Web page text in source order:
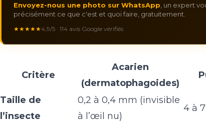
Envoyez-nous une photo sur WhatsApp , un expert
précisément ce que c'est et quoi faire, gratuitement.
★★★★★4,9/5 · 114 avis Google vérifiés
Critère
Acarien
(dermatophagoides)
Taille de
l’insecte
0,2 à 0,4 mm (invisible
à l’œil nu)
4 à